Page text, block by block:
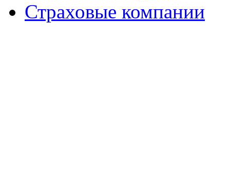
Страховые компании